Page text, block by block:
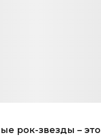
рок-звезды – это